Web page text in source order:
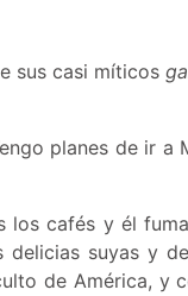
sus casi míticos
planes de ir a
los cafés y él
suyas y
de América, y